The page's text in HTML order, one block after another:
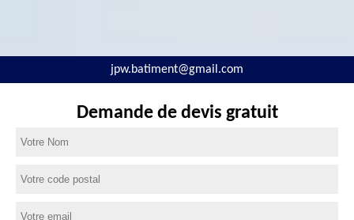
jpw.batiment@gmail.com
Demande de devis gratuit